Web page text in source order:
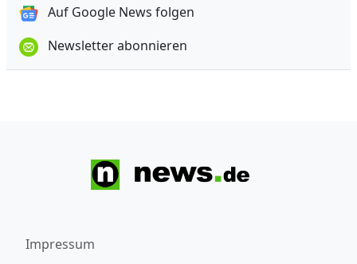
Auf Google News folgen
Newsletter abonnieren
Impressum